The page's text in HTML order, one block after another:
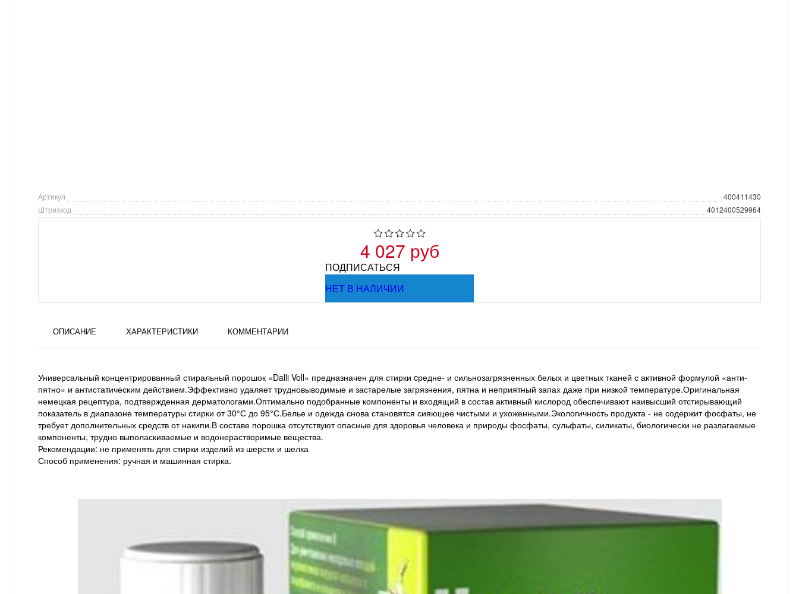
Артикул
400411430
Штрихкод
4012400529964
4 027 руб
ПОДПИСАТЬСЯ
НЕТ В НАЛИЧИИ
ОПИСАНИЕ ХАРАКТЕРИСТИКИ КОММЕНТАРИИ
Универсальный концентрированный стиральный порошок «Dalli Voll» предназначен для стирки cредне- и сильнозагрязненных белых и цветных тканей с активной формулой «анти-
пятно» и антистатическим действием.Эффективно удаляет трудновыводимые и застарелые загрязнения, пятна и неприятный запах даже при низкой температуре.Оригинальная
немецкая рецептура, подтвержденная дерматологами.Оптимально подобранные компоненты и входящий в состав активный кислород обеспечивают наивысший отстирывающий
показатель в диапазоне температуры стирки от 30°С до 95°С.Белье и одежда снова становятся сияющее чистыми и ухоженными.Экологичность продукта - не содержит фосфаты, не
требует дополнительных средств от накипи.В составе порошка отсутствуют опасные для здоровья человека и природы фосфаты, сульфаты, силикаты, биологически не разлагаемые
компоненты, трудно выполаскиваемые и водонерастворимые вещества.
Рекомендации: не применять для стирки изделий из шерсти и шелка
Способ применения: ручная и машинная стирка.